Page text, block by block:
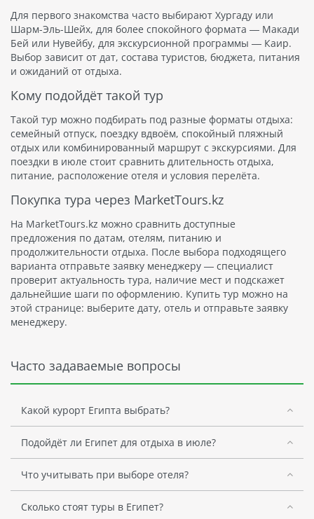
Для первого знакомства часто выбирают Хургаду или
Шарм-Эль-Шейх, для более спокойного формата — Макади
Бей или Нувейбу, для экскурсионной программы — Каир.
Выбор зависит от дат, состава туристов, бюджета, питания
и ожиданий от отдыха.
Кому подойдёт такой тур
Такой тур можно подбирать под разные форматы отдыха:
семейный отпуск, поездку вдвоём, спокойный пляжный
отдых или комбинированный маршрут с экскурсиями. Для
поездки в июле стоит сравнить длительность отдыха,
питание, расположение отеля и условия перелёта.
Покупка тура через MarketTours.kz
На MarketTours.kz можно сравнить доступные
предложения по датам, отелям, питанию и
продолжительности отдыха. После выбора подходящего
варианта отправьте заявку менеджеру — специалист
проверит актуальность тура, наличие мест и подскажет
дальнейшие шаги по оформлению. Купить тур можно на
этой странице: выберите дату, отель и отправьте заявку
менеджеру.
Часто задаваемые вопросы
Какой курорт Египта выбрать?
Подойдёт ли Египет для отдыха в июле?
Что учитывать при выборе отеля?
Сколько стоят туры в Египет?